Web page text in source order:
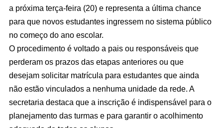
a próxima terça-feira (20) e representa a última chance
para que novos estudantes ingressem no sistema público
no começo do ano escolar.
O procedimento é voltado a pais ou responsáveis que
perderam os prazos das etapas anteriores ou que
desejam solicitar matrícula para estudantes que ainda
não estão vinculados a nenhuma unidade da rede. A
secretaria destaca que a inscrição é indispensável para o
planejamento das turmas e para garantir o acolhimento